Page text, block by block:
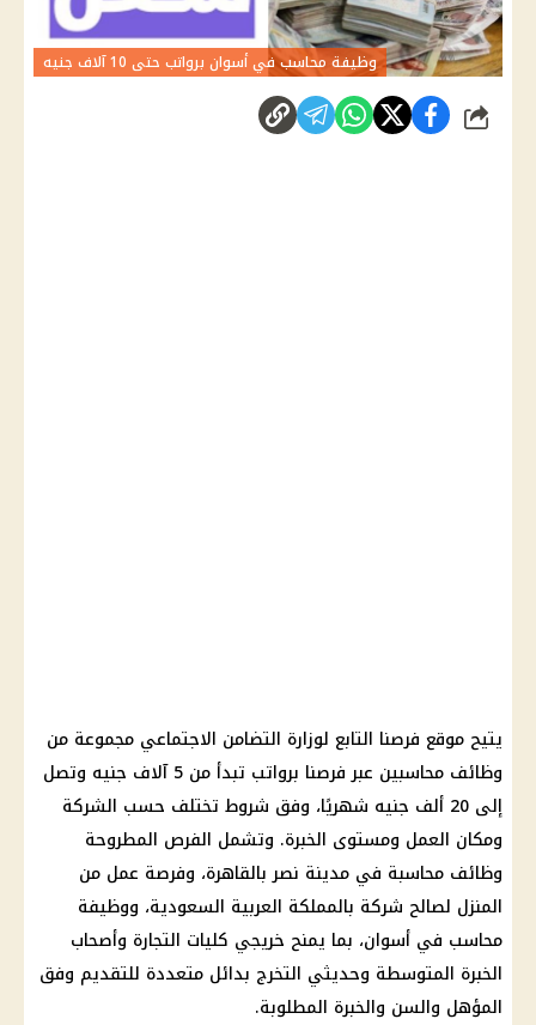
وظيفة محاسب في أسوان برواتب حتى 10 آلاف جنيه
شارك
يتيح موقع فرصنا التابع لوزارة التضامن الاجتماعي مجموعة من
وظائف محاسبين عبر فرصنا برواتب تبدأ من 5 آلاف جنيه وتصل
إلى 20 ألف جنيه شهريًا، وفق شروط تختلف حسب الشركة
ومكان العمل ومستوى الخبرة. وتشمل الفرص المطروحة
وظائف محاسبة في مدينة نصر بالقاهرة، وفرصة عمل من
المنزل لصالح شركة بالمملكة العربية السعودية، ووظيفة
محاسب في أسوان، بما يمنح خريجي كليات التجارة وأصحاب
الخبرة المتوسطة وحديثي التخرج بدائل متعددة للتقديم وفق
المؤهل والسن والخبرة المطلوبة.